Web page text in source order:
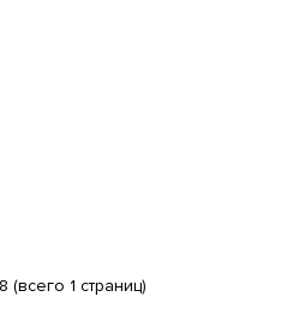
1 страниц)